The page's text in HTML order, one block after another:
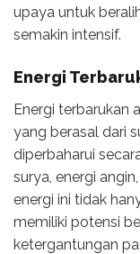
upaya untuk
semakin intensif.
Energi
Energi terbarukan
yang berasal dari
diperbaharui
surya, energi
energi ini tidak
memiliki potensi
ketergantungan